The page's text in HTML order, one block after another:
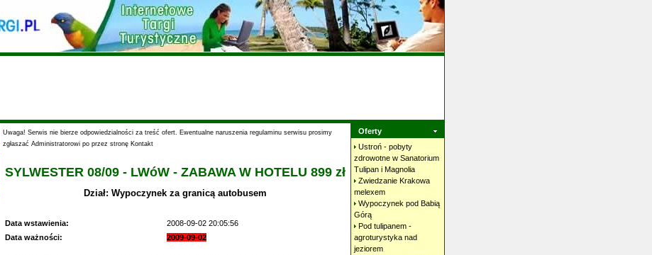
Uwaga! Serwis nie bierze odpowiedzialności za treść ofert. Ewentualne naruszenia regulaminu serwisu prosimy
zgłaszać Administratorowi po przez stronę Kontakt
SYLWESTER 08/09 - LWóW - ZABAWA W HOTELU 899 zł
Dział: Wypoczynek za granicą autobusem
Data wstawienia:
2008-09-02 20:05:56
Data ważności:
2009-09-02
Oferty
Ustroń - pobyty
zdrowotne w Sanatorium
Tulipan i Magnolia
Zwiedzanie Krakowa
melexem
Wypoczynek pod Babią
Górą
Pod tulipanem -
agroturystyka nad
jeziorem